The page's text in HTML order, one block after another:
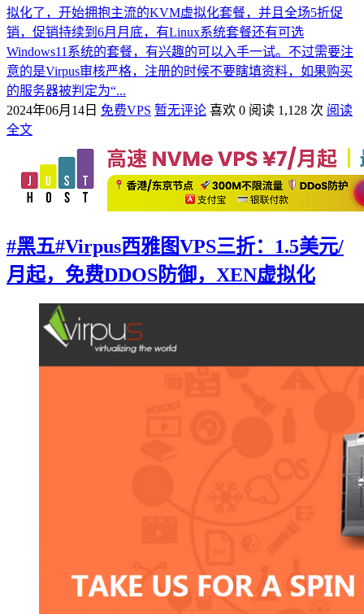
拟化了，开始拥抱主流的KVM虚拟化套餐，并且全场5折促
销，促销持续到6月月底，有Linux系统套餐还有可选
Windows11系统的套餐，有兴趣的可以入手一试。不过需要注
意的是Virpus审核严格，注册的时候不要瞎填资料，如果购买
的服务器被判定为“...
2024年06月14日 免费VPS 暂无评论 喜欢 0 阅读 1,128 次 阅读
全文
#黑五#Virpus西雅图VPS三折：1.5美元/
月起，免费DDOS防御，XEN虚拟化